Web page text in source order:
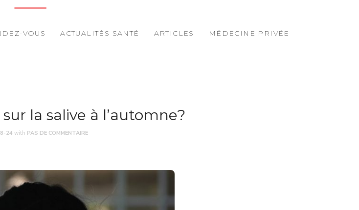
VOUS ACTUALITÉS SANTÉ ARTICLES MÉDECINE PRIVÉE
la salive à l’automne?
24 with PAS DE COMMENTAIRE